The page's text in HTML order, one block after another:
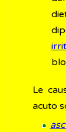
Le
acuto